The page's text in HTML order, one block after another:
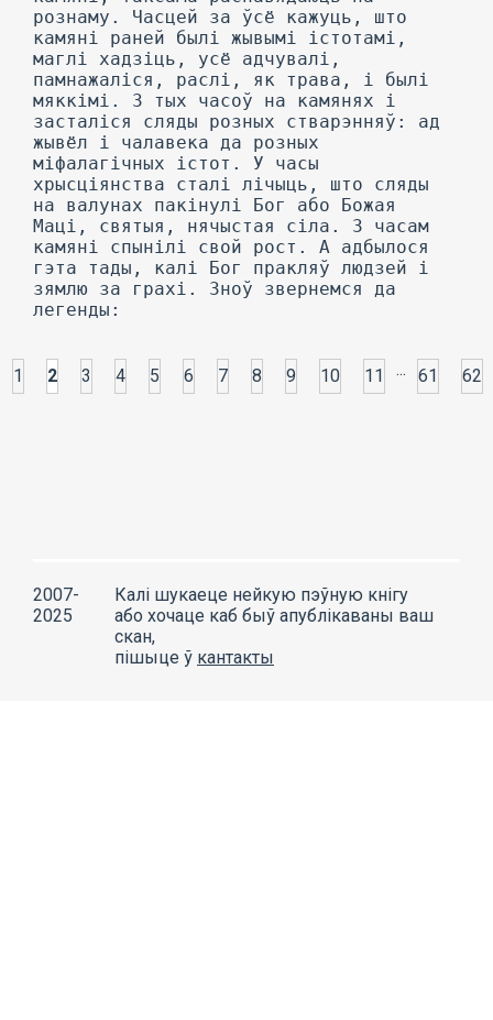
1 2 3 4 5 6 7 8 9 10 11 ... 61 62
2007-
2025
Калі шукаеце нейкую пэўную кнігу
або хочаце каб быў апублікаваны ваш
скан,
пішыце ў кантакты